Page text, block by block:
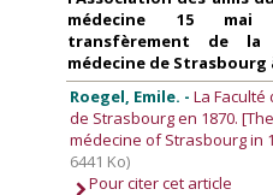
médecine 15 mai
transfèrement de la
médecine de Strasbourg
Roegel, Emile. -La Faculté
de Strasbourg en 1870.
médecine of Strasbourg in
6441 Ko)
Pour citer cet article